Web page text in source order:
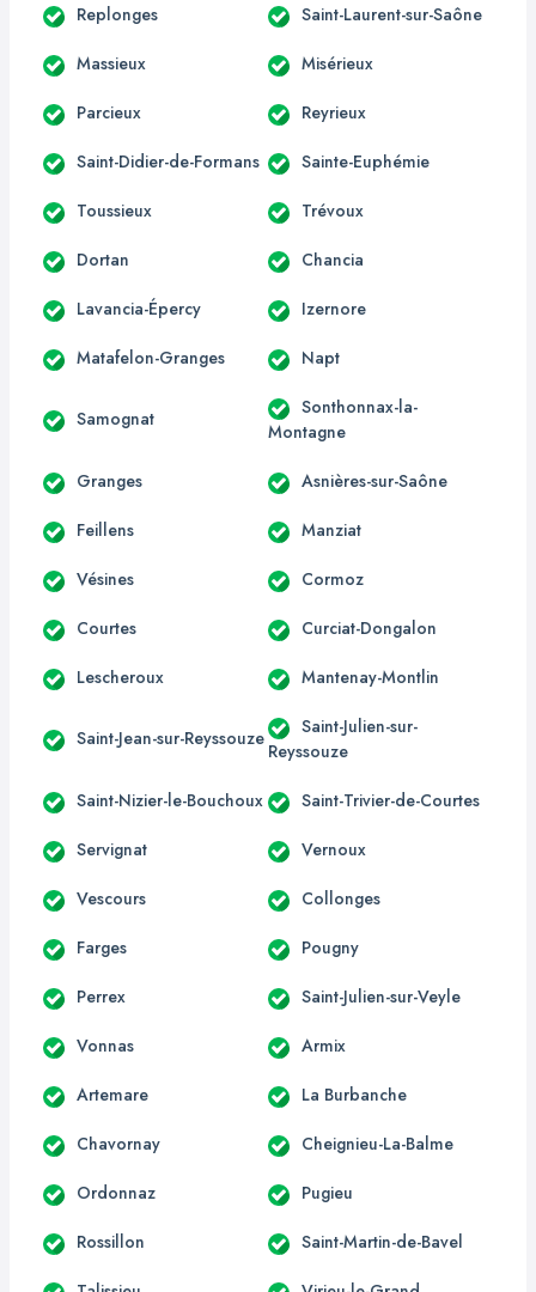
Replonges Saint-Laurent-sur-Saône
Massieux Misérieux
Parcieux Reyrieux
Saint-Didier-de-Formans Sainte-Euphémie
Toussieux Trévoux
Dortan Chancia
Lavancia-Épercy Izernore
Matafelon-Granges Napt
Samognat
Sonthonnax-la-
Montagne
Granges Asnières-sur-Saône
Feillens Manziat
Vésines Cormoz
Courtes Curciat-Dongalon
Lescheroux Mantenay-Montlin
Saint-Jean-sur-Reyssouze
Saint-Julien-sur-
Reyssouze
Saint-Nizier-le-Bouchoux Saint-Trivier-de-Courtes
Servignat Vernoux
Vescours Collonges
Farges Pougny
Perrex Saint-Julien-sur-Veyle
Vonnas Armix
Artemare La Burbanche
Chavornay Cheignieu-La-Balme
Ordonnaz Pugieu
Rossillon Saint-Martin-de-Bavel